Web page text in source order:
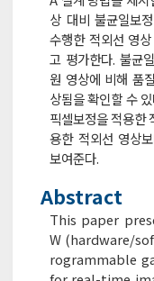
상 대비 불균일보
수행한 적외선 영
고 평가한다. 불균
원 영상에 비해
상됨을 확인할 수
픽셀보정을 적용한
용한 적외선 영상
보여준다.
Abstract
This paper
W (hardware/
rogrammable